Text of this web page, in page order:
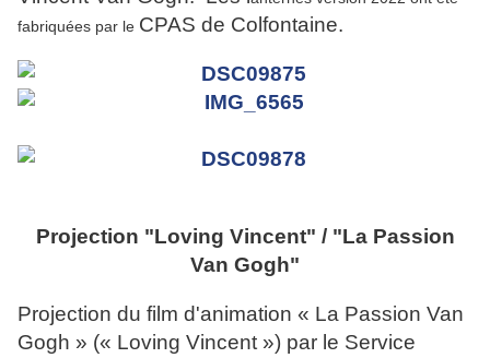
fabriquées par le CPAS de Colfontaine.
Projection "Loving Vincent" / "La Passion
Van Gogh"
Projection du film d'animation « La Passion Van
Gogh » (« Loving Vincent ») par le Service